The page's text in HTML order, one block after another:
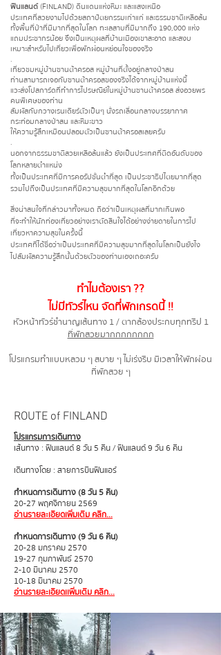
ฟินแลนด์(FINLAND) ดินแดนแห่งหิมะ และแสงเหนือ
ประเทศที่สวยงามไปด้วยสถาปัตยกรรมเก่าแก่ และธรรมชาติเหลือล้น
ทั้งพื้นที่ป่าที่มีมากที่สุดในโลก ทะเลสาบที่มีมากถึง 190,000 แห่ง
แถมประชากรน้อย จึงเป็นเหตุผลที่บ้านเมืองเขาสะอาด และสงบ
เหมาะสำหรับไปเที่ยวเพื่อพักผ่อนหย่อนใจของจริง
.
เที่ยวชมหมู่บ้านซานต้าครอส หมู่บ้านที่ตั้งอยู่กลางป่าสน
ท่านสามารถเจอกับซานต้าครอสของจริงได้จากหมู่บ้านแห่งนี้
แวะส่งโปสการ์ดที่ทำการไปรษณีย์ในหมู่บ้านซานต้าครอส ส่งอวยพร
คนพิเศษของท่าน
สัมผัสกับกวางเรนเดียร์ตัวเป็นๆ นั่งรถเลื่อนกลางบรรยากาศ
กระท่อมกลางป่าสน และหิมะขาว
ให้ความรู้สึกเหมือนปลอมตัวเป็นซานต้าครอสเลยครับ
.
นอกจากธรรมชาติสวยเหลือล้นแล้ว ยังเป็นประเทศที่ติดอันดับของ
โลกหลายตำแหน่ง
ทั้งเป็นประเทศที่มีการคอรัปชั่นต่ำที่สุด เป็นประชาธิปไตยมากที่สุด
รวมไปถึงเป็นประเทศที่มีความสุขมากที่สุดในโลกอีกด้วย
สิ่งน่าสนใจที่กล่าวมาทั้งหมด ถือว่าเป็นเหตุผลที่มากเกินพอ
ที่จะทำให้นักท่องเที่ยวอย่างเราตัดสินใจได้อย่างง่ายดายในการไป
เที่ยวหาความสุขในครั้งนี้
ประเทศที่ได้ชื่อว่าเป็นประเทศที่มีความสุขมากที่สุดในโลกเป็นยังไง
ไปสัมผัสความรู้สึกนั้นด้วยตัวของท่านเองเถอะครับ
ทำไมต้องเรา ??
ไม่มีทัวร์ไหน จัดที่พักเกรดนี้ !!
หัวหน้าทัวร์ชำนาญเส้นทาง 1 / ตากล้องประกบทุกทริป 1
ที่พักสวยมากกกกกกกก
โปรแกรมทำแบบหลวม ๆ สบาย ๆ ไม่เร่งรีบ มีเวลาให้พักผ่อน
ที่พักสวย ๆ
ROUTE of FINLAND
โปรแกรมการเดินทาง
เส้นทาง : ฟินแลนด์ 8 วัน 5 คืน / ฟินแลนด์ 9 วัน 6 คืน
เดินทางโดย : สายการบินฟินแอร์
กำหนดการเดินทาง (8 วัน 5 คืน)
20-27 พฤศจิกายน 2569
อ่านรายละเอียดเพิ่มเติม คลิก...
กำหนดการเดินทาง (9 วัน 6 คืน)
20-28 มกราคม 2570
19-27 กุมภาพันธ์ 2570
2-10 มีนาคม 2570
10-18 มีนาคม 2570
อ่านรายละเอียดเเพิ่มเติม คลิก...